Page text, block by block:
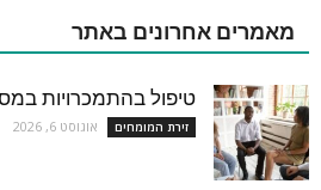
מאמרים אחרונים באתר
טיפול בהתמכרויות
זירת המומחים אוגוסט 6, 2026